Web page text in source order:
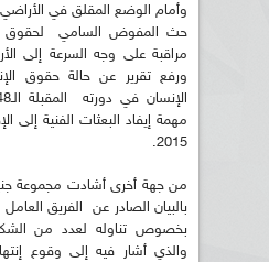
وأمام الوضع المقلق في
حث المفوض السامي لحقوق
مراقبة على وجه السرعة إلى
ورفع تقرير عن حالة حقوق
مهمة إيفاد البعثات الفنية إلى
2015.
من جهة أخرى أشادت مجموعة
بالبيان الصادر عن الفريق
بخصوص تناوله لعدد من
والذي أشار فيه إلى وقوع